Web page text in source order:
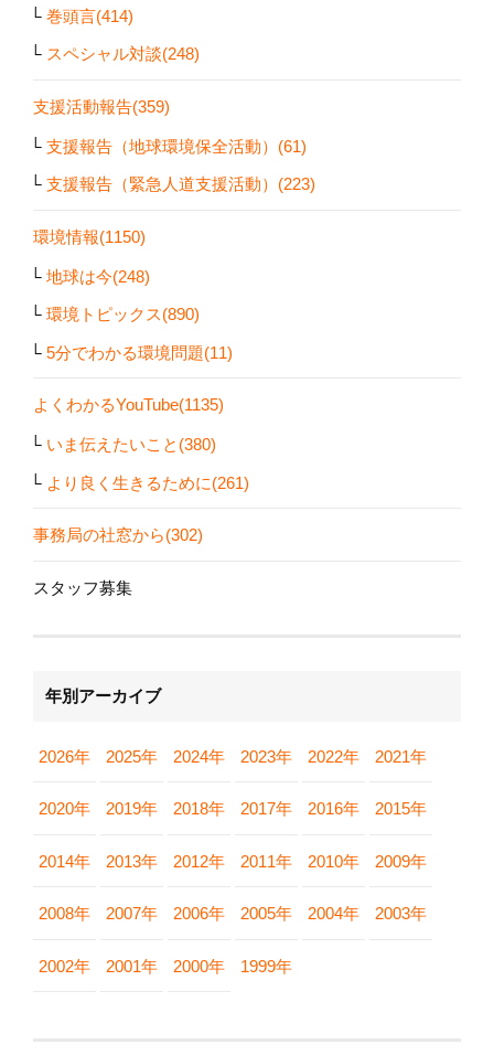
巻頭言(414)
スペシャル対談(248)
支援活動報告(359)
支援報告（地球環境保全活動）(61)
支援報告（緊急人道支援活動）(223)
環境情報(1150)
地球は今(248)
環境トピックス(890)
5分でわかる環境問題(11)
よくわかるYouTube(1135)
いま伝えたいこと(380)
より良く生きるために(261)
事務局の社窓から(302)
スタッフ募集
年別アーカイブ
2026年 2025年 2024年 2023年 2022年 2021年
2020年 2019年 2018年 2017年 2016年 2015年
2014年 2013年 2012年 2011年 2010年 2009年
2008年 2007年 2006年 2005年 2004年 2003年
2002年 2001年 2000年 1999年